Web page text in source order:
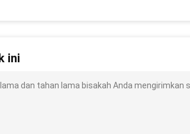
ini
dan tahan lama bisakah Anda mengirimkan